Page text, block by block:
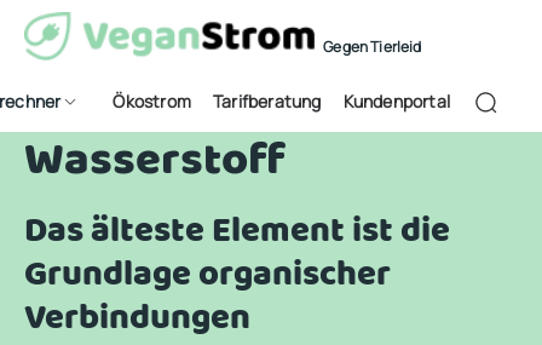
Gegen Tierleid
Ökostrom Tarifberatung Kundenportal
Wasserstoff
Das älteste Element ist die
Grundlage organischer
Verbindungen